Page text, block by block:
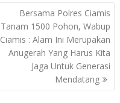
Bersama Polres Ciamis
Tanam 1500 Pohon, Wabup
Ciamis : Alam Ini Merupakan
Anugerah Yang Harus Kita
Jaga Untuk Generasi
Mendatang